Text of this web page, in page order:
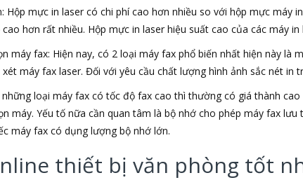
Hộp mực in laser có chi phí cao hơn nhiều so với hộp mực
hơn rất nhiều. Hộp mực in laser hiệu suất cao của các máy
máy fax: Hiện nay, có 2 loại máy fax phổ biến nhất hiện này
máy fax laser. Đối với yêu cầu chất lượng hình ảnh sắc nét in
loại máy fax có tốc độ fax cao thì thường có giá thành
máy. Yếu tố nữa cần quan tâm là bộ nhớ cho phép máy fax
máy fax có dụng lượng bộ nhớ lớn.
thiết bị văn phòng tốt